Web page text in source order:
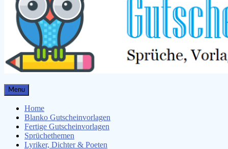
Gutscheinspruch.de
Gutscheinsprüche & Gutscheinvorlagen finden
Menu
Home
Blanko Gutscheinvorlagen
Fertige Gutscheinvorlagen
Sprüchethemen
Lyriker, Dichter & Poeten